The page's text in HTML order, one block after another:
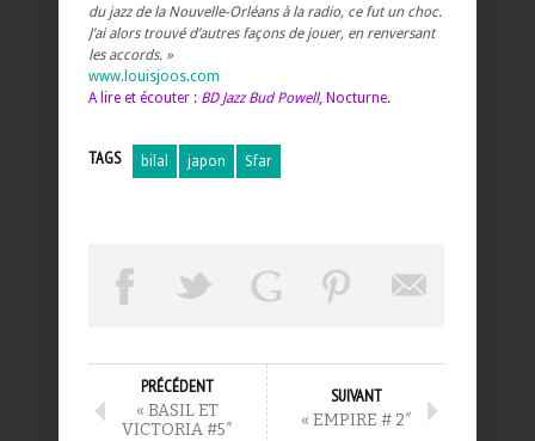
du jazz de la Nouvelle-Orléans à la radio, ce fut un choc.
J’ai alors trouvé d’autres façons de jouer, en renversant
les accords. »
www.louisjoos.com
A lire et écouter : BD Jazz Bud Powell, Nocturne.
TAGS bilal japon Sfar
PRÉCÉDENT
« BASIL ET
VICTORIA #5″
SUIVANT
« EMPIRE # 2″